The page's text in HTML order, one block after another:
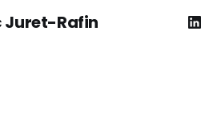
Juret-Rafin